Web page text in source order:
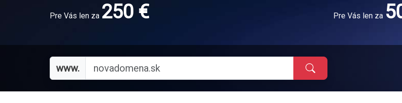
Pre Vás len za 250 € Pre Vás len za
www.